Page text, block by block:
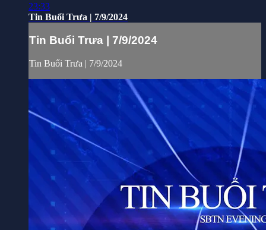
23:33
Tin Buổi Trưa | 7/9/2024
Tin Buổi Trưa | 7/9/2024
Tin Buổi Trưa | 7/9/2024